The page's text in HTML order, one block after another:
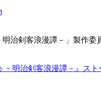
治剣客浪漫譚－」製作委
明治剣客浪漫譚－』ス